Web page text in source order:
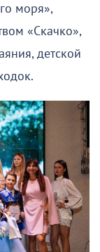
моря»,
«Скачко»,
детской